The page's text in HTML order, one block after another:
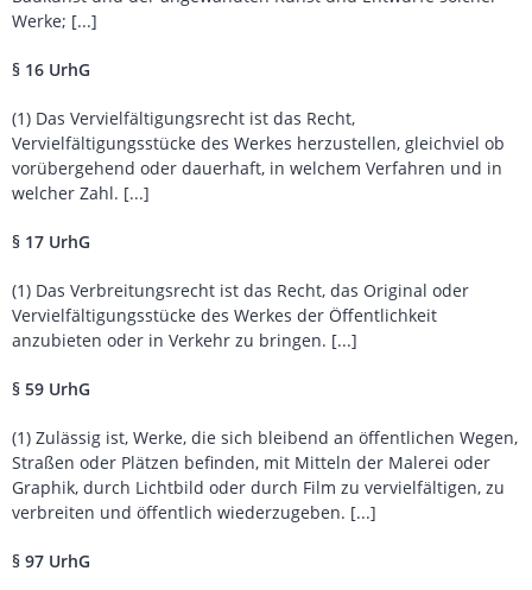
Werke; [...]
§ 16 UrhG
(1) Das Vervielfältigungsrecht ist das Recht,
Vervielfältigungsstücke des Werkes herzustellen, gleichviel ob
vorübergehend oder dauerhaft, in welchem Verfahren und in
welcher Zahl. [...]
§ 17 UrhG
(1) Das Verbreitungsrecht ist das Recht, das Original oder
Vervielfältigungsstücke des Werkes der Öffentlichkeit
anzubieten oder in Verkehr zu bringen. [...]
§ 59 UrhG
(1) Zulässig ist, Werke, die sich bleibend an öffentlichen Wegen,
Straßen oder Plätzen befinden, mit Mitteln der Malerei oder
Graphik, durch Lichtbild oder durch Film zu vervielfältigen, zu
verbreiten und öffentlich wiederzugeben. [...]
§ 97 UrhG